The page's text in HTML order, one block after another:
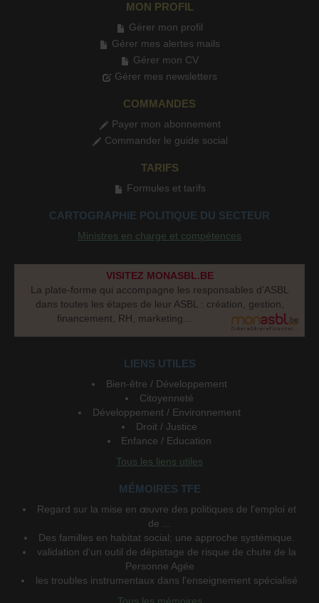
MON PROFIL
Gérer mon profil
Gérer mes alertes mails
Gérer mon CV
Gérer mes newsletters
COMMANDES
Payer mon abonnement
Commander le guide social
TARIFS
Formules et tarifs
CARTOGRAPHIE POLITIQUE DU SECTEUR
Ministres en charge et compétences
VISITEZ MONASBL.BE
La plate-forme qui accompagne les responsables d’ASBL
dans toutes les étapes de leur ASBL : création, gestion,
financement, RH, marketing...
LIENS UTILES
Bien-être / Développement
Citoyenneté
Développement / Environnement
Droit / Justice
Enfance / Education
Tous les liens utiles
MÉMOIRES TFE
Regard sur la mise en œuvre des politiques de l’emploi et
de ...
Des familles en habitat social: une approche systémique.
validation d'un outil de dépistage de risque de chute de la
Personne Agée
les troubles instrumentaux dans l'enseignement spécialisé